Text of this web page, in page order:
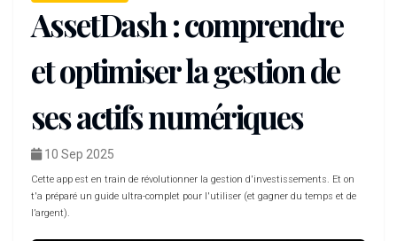
AssetDash : comprendre
et optimiser la gestion de
ses actifs numériques
10 Sep 2025
Cette app est en train de révolutionner la gestion d'investissements. Et on
t'a préparé un guide ultra-complet pour l'utiliser (et gagner du temps et de
l’argent).